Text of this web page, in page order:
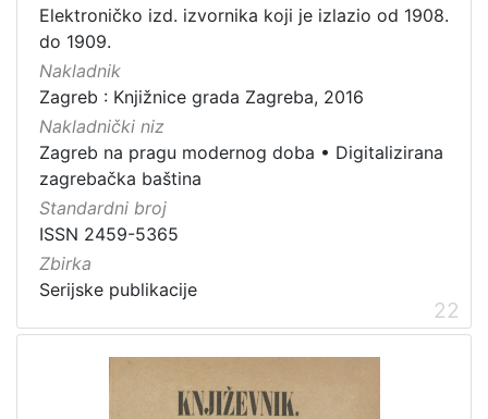
Elektroničko izd. izvornika koji je izlazio od 1908.
do 1909.
Nakladnik
Zagreb : Knjižnice grada Zagreba, 2016
Nakladnički niz
Zagreb na pragu modernog doba • Digitalizirana
zagrebačka baština
Standardni broj
ISSN 2459-5365
Zbirka
Serijske publikacije
22